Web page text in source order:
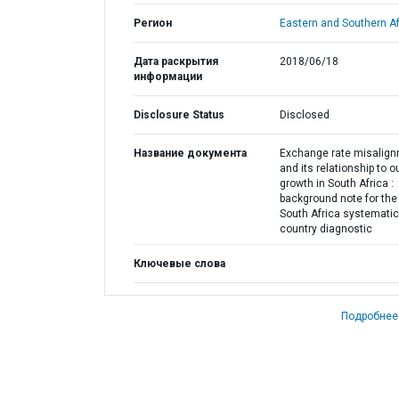
Регион Eastern and Southern
Дата раскрытия
информации
2018/06/18
Disclosure Status Disclosed
Название документа
Exchange rate
and its relationship to
growth in South Africa :
background note for the
South Africa systematic
country diagnostic
Ключевые слова
Подробнее